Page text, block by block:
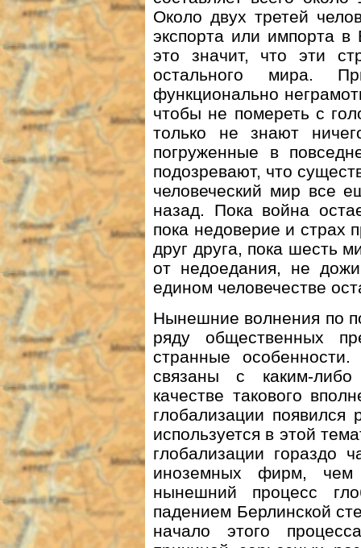
Около двух третей
экспорта или импорта
это значит, что эти
остального мира.
функционально
чтобы не помереть с
только не знают
погруженные в
подозревают, что
человеческий мир все
назад. Пока война
пока недоверие и страх
друг друга, пока шесть
от недоедания, не
едином человечестве
Нынешние волнения по
ряду общественных
странные
связаны с каким-
качестве такового
глобализации
используется в этой
глобализации гораздо
иноземных фирм, чем
нынешний процесс
падением Берлинской
начало этого